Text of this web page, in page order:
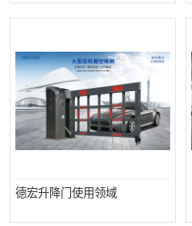
德宏升降门使用领域